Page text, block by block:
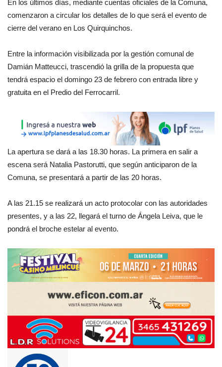
En los últimos días, mediante cuentas oficiales de la Comuna,
comenzaron a circular los detalles de lo que será el evento de
cierre del verano en Los Quirquinchos.
Entre la información visibilizada por la gestión comunal de
Damián Matteucci, trascendió la grilla de la propuesta que
tendrá espacio el domingo 23 de febrero con entrada libre y
gratuita en el Predio del Ferrocarril.
La apertura se dará a las 18.30 horas. La primera en salir a
escena será Natalia Pastorutti, que según anticiparon de la
Comuna, se presentará a partir de las 20 horas.
A las 21.15 se realizará un acto protocolar con las autoridades
presentes, y a las 22, llegará el turno de Ángela Leiva, que le
pondrá el broche estelar al evento.